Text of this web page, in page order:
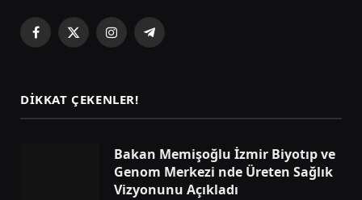
Facebook
X
InstagramTelegram
DIKKAT ÇEKENLER!
Bakan Memişoğlu İzmir Biyotıp ve
Genom Merkezi nde Üreten Sağlık
Vizyonunu Açıkladı